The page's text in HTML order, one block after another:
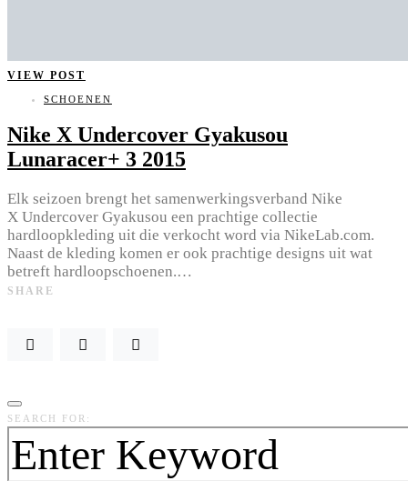
VIEW POST
SCHOENEN
Nike X Undercover Gyakusou
Lunaracer+ 3 2015
Elk seizoen brengt het samenwerkingsverband Nike
X Undercover Gyakusou een prachtige collectie
hardloopkleding uit die verkocht word via NikeLab.com.
Naast de kleding komen er ook prachtige designs uit wat
betreft hardloopschoenen.…
SHARE
SEARCH FOR: